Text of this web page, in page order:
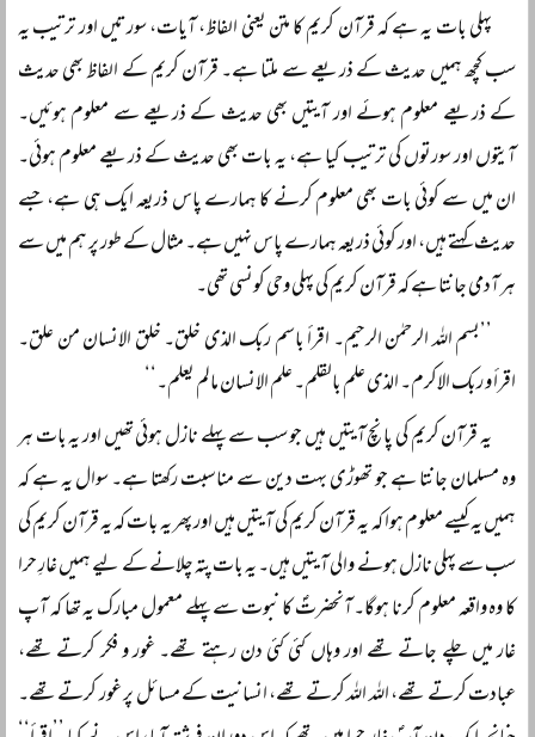
پہلی بات یہ ہے کہ قرآن کریم کا متن یعنی الفاظ، آیات، سورتیں اور ترتیب یہ
سب کچھ ہمیں حدیث کے ذریعے سے ملتا ہے۔ قرآن کریم کے الفاظ بھی حدیث
کے ذریعے معلوم ہوئے اور آیتیں بھی حدیث کے ذریعے سے معلوم ہوئیں۔
آیتوں اور سورتوں کی ترتیب کیا ہے، یہ بات بھی حدیث کے ذریعے معلوم ہوئی۔
ان میں سے کوئی بات بھی معلوم کرنے کا ہمارے پاس ذریعہ ایک ہی ہے، جسے
حدیث کہتے ہیں، اور کوئی ذریعہ ہمارے پاس نہیں ہے۔ مثال کے طور پر ہم میں سے
ہر آدمی جانتا ہے کہ قرآن کریم کی پہلی وحی کونسی تھی۔
’’بسم اللہ الرحمٰن الرحیم۔ اقرأ باسم ربک الذی خلق۔ خلق الانسان من علق۔
اقرأ و ربک الاکرم۔ الذی علم بالقلم۔ علم الانسان مالم یعلم۔‘‘
یہ قرآن کریم کی پانچ آیتیں ہیں جو سب سے پہلے نازل ہوئی تھیں اور یہ بات ہر
وہ مسلمان جانتا ہے جو تھوڑی بہت دین سے مناسبت رکھتا ہے۔ سوال یہ ہے کہ
ہمیں یہ کیسے معلوم ہوا کہ یہ قرآن کریم کی آیتیں ہیں اور پھر یہ بات کہ یہ قرآن کریم کی
سب سے پہلی نازل ہونے والی آیتیں ہیں۔ یہ بات پتہ چلانے کے لیے ہمیں غارِ حرا
کا وہ واقعہ معلوم کرنا ہوگا۔ آنحضرتؐ کا نبوت سے پہلے معمول مبارک یہ تھا کہ آپ
غار میں چلے جاتے تھے اور وہاں کئی کئی دن رہتے تھے۔ غور و فکر کرتے تھے،
عبادت کرتے تھے، اللہ اللہ کرتے تھے، انسانیت کے مسائل پر غور کرتے تھے۔